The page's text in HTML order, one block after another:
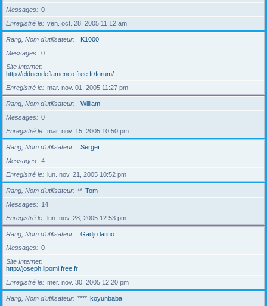
Messages
0
Enregistré le
ven. oct. 28, 2005 11:12 am
Rang, Nom d’utilisateur
K1000
Messages
0
Site Internet
http://elduendeflamenco.free.fr/forum/
Enregistré le
mar. nov. 01, 2005 11:27 pm
Rang, Nom d’utilisateur
William
Messages
0
Enregistré le
mar. nov. 15, 2005 10:50 pm
Rang, Nom d’utilisateur
Sergeï
Messages
4
Enregistré le
lun. nov. 21, 2005 10:52 pm
Rang, Nom d’utilisateur ** Tom
Messages
14
Enregistré le
lun. nov. 28, 2005 12:53 pm
Rang, Nom d’utilisateur
Gadjo latino
Messages
0
Site Internet
http://joseph.lipomi.free.fr
Enregistré le
mer. nov. 30, 2005 12:20 pm
Rang, Nom d’utilisateur **** koyunbaba